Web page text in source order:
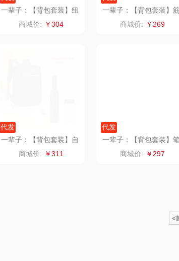
电）
康巴赫（包销款） 元黍
田知府 吉米
一辈子：【背包套装】纽
曼蓝牙耳机+一拖三数据
线
商城价: ￥304
一辈子：【背包套装】
膜枪+运动毛巾
商城价: ￥269
代发
一辈子：【背包套装】自
动雨伞+纽曼电源
商城价: ￥311
代发
一辈子：【背包套装】
记本+乐扣杯
商城价: ￥297
«